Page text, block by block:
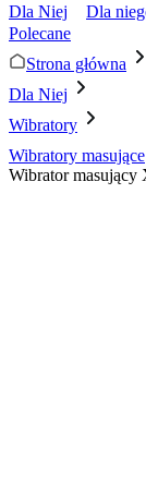
Dla Niej Dla
Polecane
Strona główna
Dla Niej
Wibratory
Wibratory masujące
Wibrator